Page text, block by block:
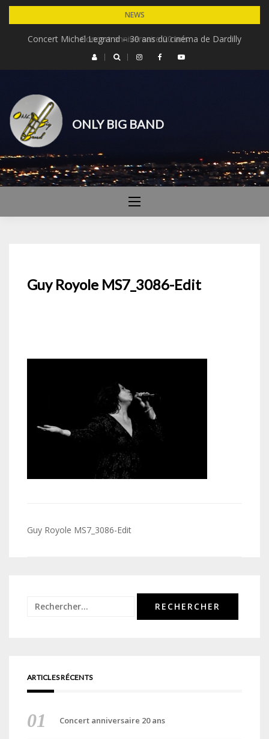
Skip
content
NEWS
Concert anniversaire 20 ans
Concert Michel Legrand – 30 ans du cinéma de Dardilly
ONLY BIG BAND
Guy Royole MS7_3086-Edit
Navigation
Guy Royole MS7_3086-Edit
Rechercher :
ARTICLES RÉCENTS
Concert anniversaire 20 ans